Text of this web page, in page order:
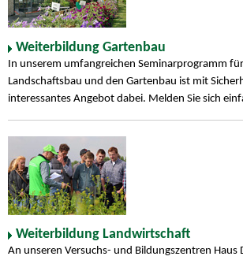
Weiterbildung Gartenbau
In unserem umfangreichen Seminarprogramm
Landschaftsbau und den Gartenbau ist mit
interessantes Angebot dabei. Melden Sie sich
Weiterbildung Landwirtschaft
An unseren Versuchs- und Bildungszentren Haus